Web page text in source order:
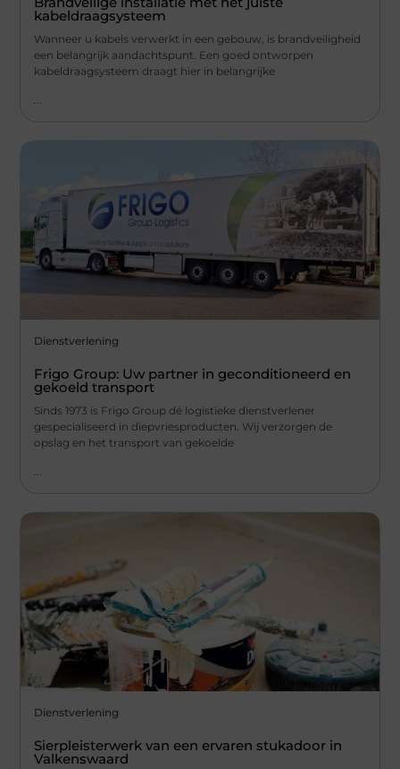
kabeldraagsysteem
Wanneer u kabels verwerkt in een gebouw, is brandveiligheid
een belangrijk aandachtspunt. Een goed ontworpen
kabeldraagsysteem draagt hier in belangrijke
...
Dienstverlening
Frigo Group: Uw partner in geconditioneerd en
gekoeld transport
Sinds 1973 is Frigo Group dé logistieke dienstverlener
gespecialiseerd in diepvriesproducten. Wij verzorgen de
opslag en het transport van gekoelde
...
Dienstverlening
Sierpleisterwerk van een ervaren stukadoor in
Valkenswaard